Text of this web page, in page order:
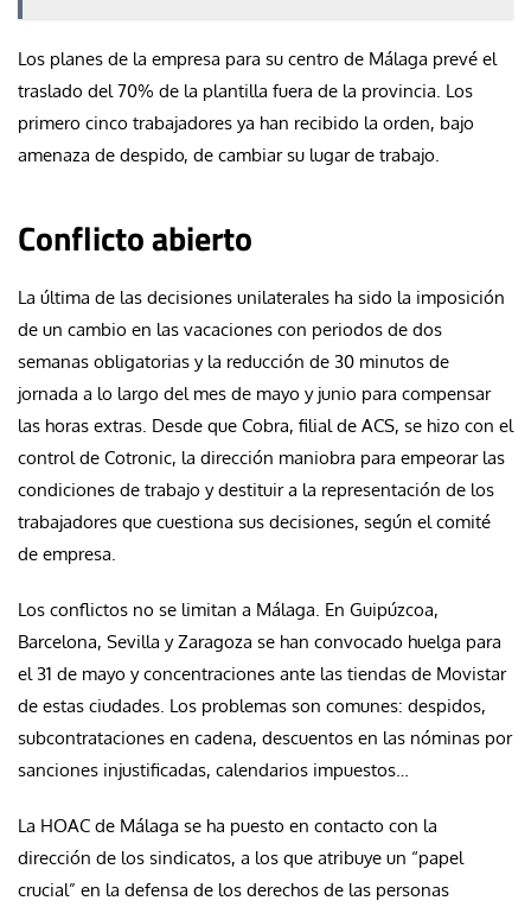
Los planes de la empresa para su centro de Málaga prevé el
traslado del 70% de la plantilla fuera de la provincia. Los
primero cinco trabajadores ya han recibido la orden, bajo
amenaza de despido, de cambiar su lugar de trabajo.
Conflicto abierto
La última de las decisiones unilaterales ha sido la imposición
de un cambio en las vacaciones con periodos de dos
semanas obligatorias y la reducción de 30 minutos de
jornada a lo largo del mes de mayo y junio para compensar
las horas extras. Desde que Cobra, filial de ACS, se hizo con el
control de Cotronic, la dirección maniobra para empeorar las
condiciones de trabajo y destituir a la representación de los
trabajadores que cuestiona sus decisiones, según el comité
de empresa.
Los conflictos no se limitan a Málaga. En Guipúzcoa,
Barcelona, Sevilla y Zaragoza se han convocado huelga para
el 31 de mayo y concentraciones ante las tiendas de Movistar
de estas ciudades. Los problemas son comunes: despidos,
subcontrataciones en cadena, descuentos en las nóminas por
sanciones injustificadas, calendarios impuestos…
La HOAC de Málaga se ha puesto en contacto con la
dirección de los sindicatos, a los que atribuye un “papel
crucial” en la defensa de los derechos de las personas